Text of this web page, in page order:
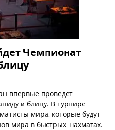
Чемпионат
впервые проведет
и блицу. В турнире
мира, которые будут
мира в быстрых шахматах.